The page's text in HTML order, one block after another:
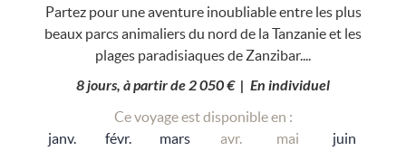
Partez pour une aventure inoubliable entre les plus
beaux parcs animaliers du nord de la Tanzanie et les
plages paradisiaques de Zanzibar....
8 jours, à partir de 2 050 € | En individuel
Ce voyage est disponible en :
janv.
févr. mars avr. mai
juin